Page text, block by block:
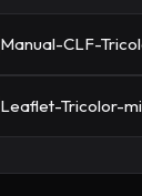
Manual-CLF-
Leaflet-Tricolor-